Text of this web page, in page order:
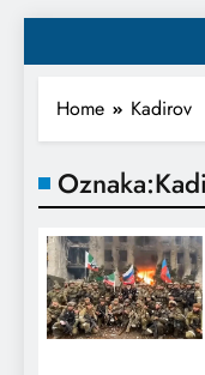
Home Kadirov
Oznaka: